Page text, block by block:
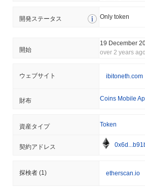
開発ステータス Only token
開始
19 December
over 2 years ago
ウェブサイト ibitoneth.com
財布 Coins Mobile
資産タイプ Token
契約アドレス
探検者 (1) etherscan.io